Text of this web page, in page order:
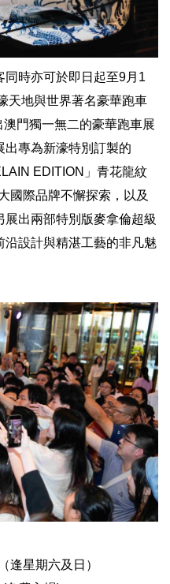
同時亦可於即日起至9月1
天地與世界著名豪華跑車
門獨一無二的豪華跑車展
出專為新濠特別訂製的
EDITION」青花龍紋
國際品牌不懈探索，以及
出兩部特別版麥拿倫超級
沿設計與精湛工藝的非凡魅
星期六及日）